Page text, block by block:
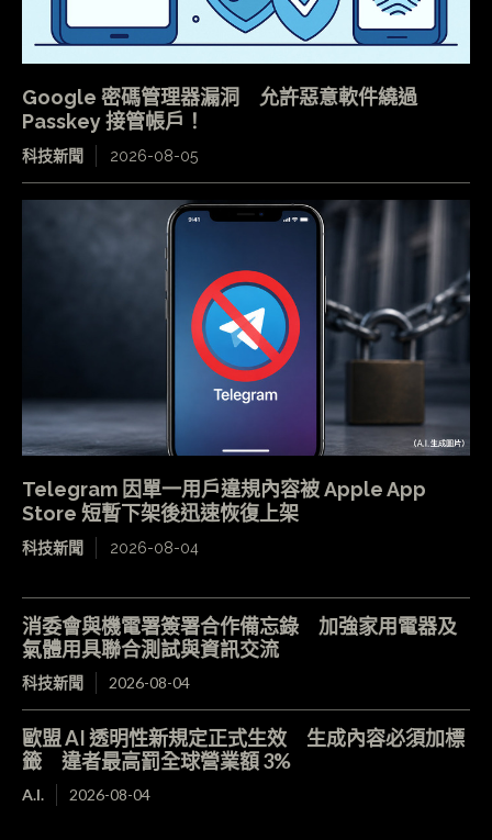
Google 密碼管理器漏洞 允許惡意軟件繞過
Passkey 接管帳戶！
科技新聞 2026-08-05
Telegram 因單一用戶違規內容被 Apple App
Store 短暫下架後迅速恢復上架
科技新聞 2026-08-04
消委會與機電署簽署合作備忘錄 加強家用電器及
氣體用具聯合測試與資訊交流
科技新聞 2026-08-04
歐盟 AI 透明性新規定正式生效 生成內容必須加標
籤 違者最高罰全球營業額 3%
A.I. 2026-08-04